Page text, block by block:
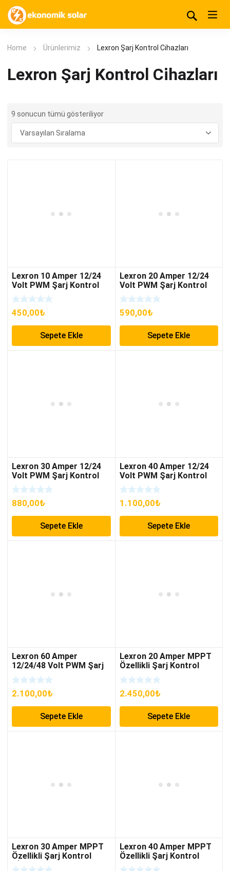
Home Ürünlerimiz Lexron Şarj Kontrol Cihazları
Lexron Şarj Kontrol Cihazları
9 sonucun tümü gösteriliyor
Lexron 10 Amper 12/24
Volt PWM Şarj Kontrol
Cihazı
450,00₺
Sepete Ekle
Lexron 20 Amper 12/24
Volt PWM Şarj Kontrol
Cihazı
590,00₺
Sepete Ekle
Lexron 30 Amper 12/24
Volt PWM Şarj Kontrol
Cihazı
880,00₺
Sepete Ekle
Lexron 40 Amper 12/24
Volt PWM Şarj Kontrol
Cihazı
1.100,00₺
Sepete Ekle
Lexron 60 Amper
12/24/48 Volt PWM Şarj
Kontrol Cihazı
2.100,00₺
Sepete Ekle
Lexron 20 Amper MPPT
Özellikli Şarj Kontrol
Cihazı
2.450,00₺
Sepete Ekle
Lexron 30 Amper MPPT
Özellikli Şarj Kontrol
Cİhazı
Lexron 40 Amper MPPT
Özellikli Şarj Kontrol
Cihazı